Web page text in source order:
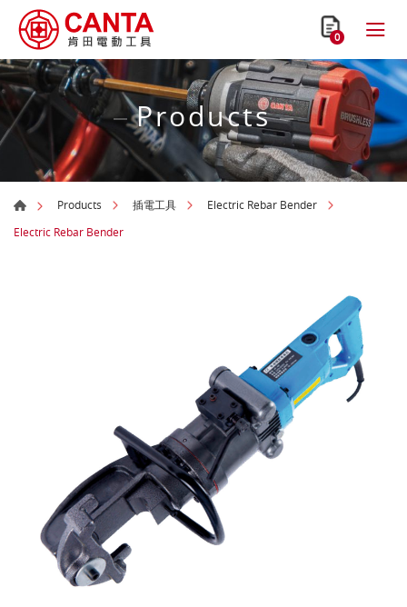
0
Products
Products 插電工具
Electric Rebar Bender
Electric Rebar Bender